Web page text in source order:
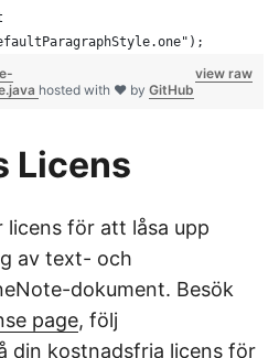
view raw
hosted with ❤ by GitHub
Licens
licens för att låsa upp
av text- och
dokument. Besök
page, följ
din kostnadsfria licens för